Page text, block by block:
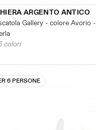
ARGENTO ANTICO
Gallery - colore Avorio -
colori
6 PERSONE